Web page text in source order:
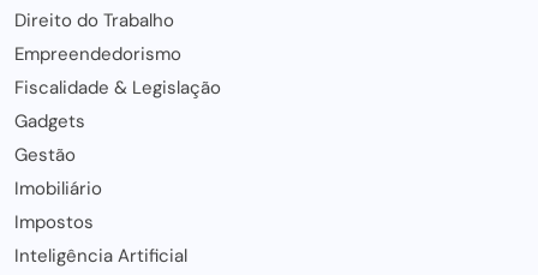
Direito do Trabalho
Empreendedorismo
Fiscalidade & Legislação
Gadgets
Gestão
Imobiliário
Impostos
Inteligência Artificial